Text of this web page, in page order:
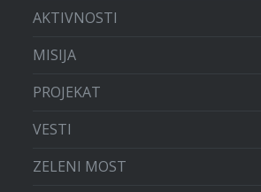
AKTIVNOSTI
MISIJA
PROJEKAT
VESTI
ZELENI MOST